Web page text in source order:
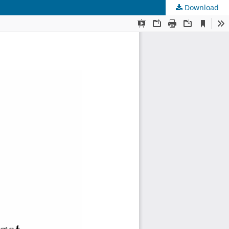
Download